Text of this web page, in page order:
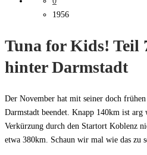
1956
Tuna for Kids! Teil
hinter Darmstadt
Der November hat mit seiner doch
Darmstadt beendet. Knapp 140km ist
Verkürzung durch den Startort Koblenz
etwa 380km. Schaun wir mal wie das zu